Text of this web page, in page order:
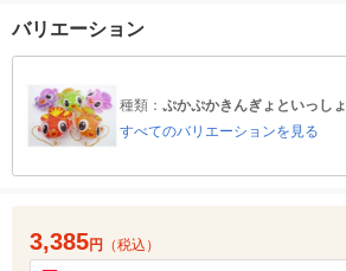
バリエーション
種類： ぷかぷかきんぎょといっしょ
すべてのバリエーションを見る
3,385円 （税込）